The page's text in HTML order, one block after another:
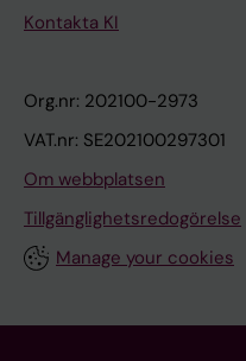
Kontakta KI
Org.nr: 202100-2973
VAT.nr: SE202100297301
Om webbplatsen
Tillgänglighetsredogörelse
Manage your cookies